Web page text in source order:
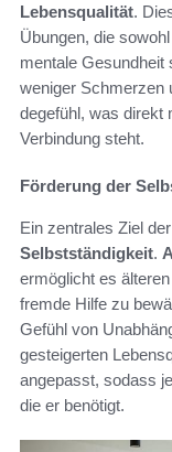
Lebensqualität.
Übungen, die
mentale Gesundheit
weniger Schmerzen
degefühl, was direkt
Verbindung steht.
Förderung der
Ein zentrales Ziel
Selbstständigkeit.
ermöglicht es
fremde Hilfe zu
Gefühl von
gesteigerten
angepasst, sodass
die er benötigt.